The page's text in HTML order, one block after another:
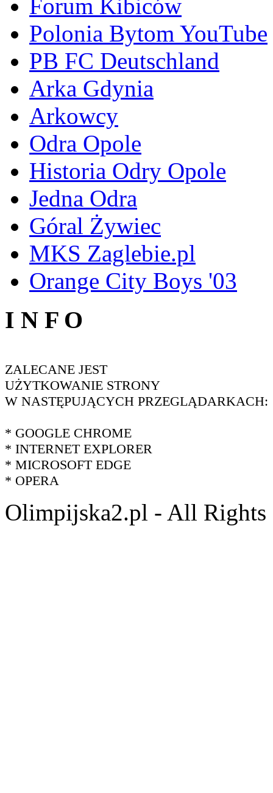
Forum Kibiców
Polonia Bytom YouTube
PB FC Deutschland
Arka Gdynia
Arkowcy
Odra Opole
Historia Odry Opole
Jedna Odra
Góral Żywiec
MKS Zaglebie.pl
Orange City Boys '03
I N F O
ZALECANE JEST
UŻYTKOWANIE STRONY
W NASTĘPUJĄCYCH PRZEGLĄDARKACH:
* GOOGLE CHROME
* INTERNET EXPLORER
* MICROSOFT EDGE
* OPERA
Olimpijska2.pl - All Rights